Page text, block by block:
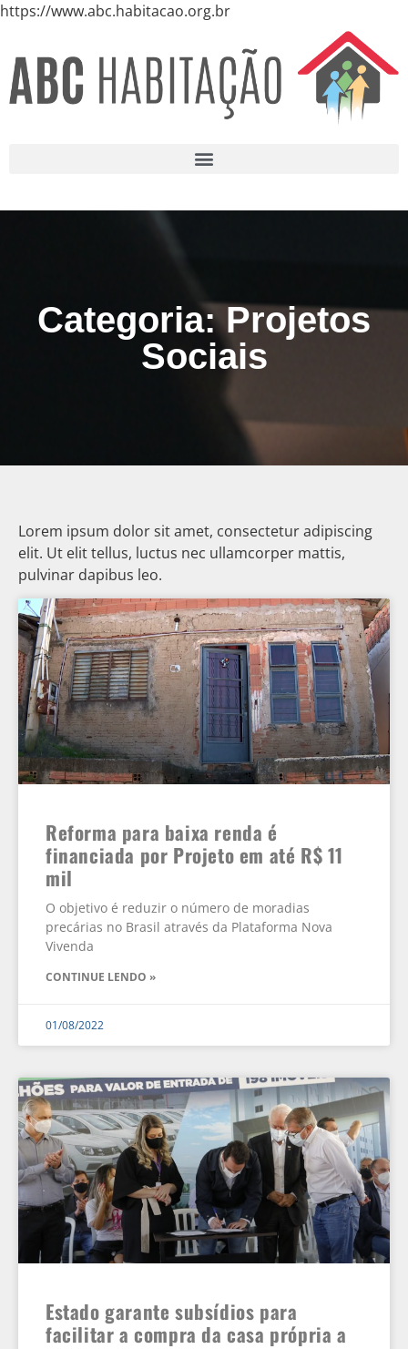
https://www.abc.habitacao.org.br
Categoria: Projetos
Sociais
Lorem ipsum dolor sit amet, consectetur adipiscing
elit. Ut elit tellus, luctus nec ullamcorper mattis,
pulvinar dapibus leo.
Reforma para baixa renda é
financiada por Projeto em até R$ 11
mil
O objetivo é reduzir o número de moradias
precárias no Brasil através da Plataforma Nova
Vivenda
CONTINUE LENDO »
01/08/2022
Estado garante subsídios para
facilitar a compra da casa própria a